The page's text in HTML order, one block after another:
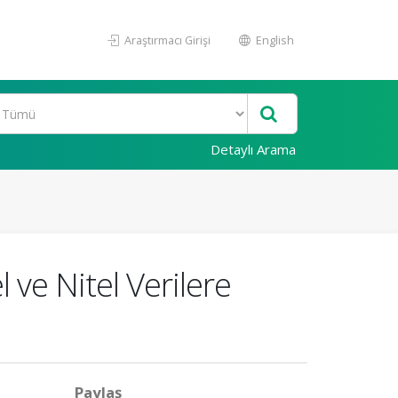
Araştırmacı Girişi English
Detaylı Arama
ve Nitel Verilere
Paylaş